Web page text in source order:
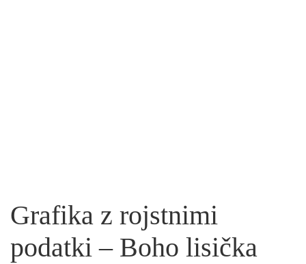
Grafika z rojstnimi
podatki – Boho lisička